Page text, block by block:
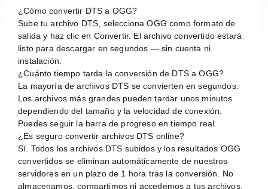
¿Cómo convertir DTS a OGG?
Sube tu archivo DTS, selecciona OGG como formato de
salida y haz clic en Convertir. El archivo convertido estará
listo para descargar en segundos — sin cuenta ni
instalación.
¿Cuánto tiempo tarda la conversión de DTS a OGG?
La mayoría de archivos DTS se convierten en segundos.
Los archivos más grandes pueden tardar unos minutos
dependiendo del tamaño y la velocidad de conexión.
Puedes seguir la barra de progreso en tiempo real.
¿Es seguro convertir archivos DTS online?
Sí. Todos los archivos DTS subidos y los resultados OGG
convertidos se eliminan automáticamente de nuestros
servidores en un plazo de 1 hora tras la conversión. No
almacenamos, compartimos ni accedemos a tus archivos.